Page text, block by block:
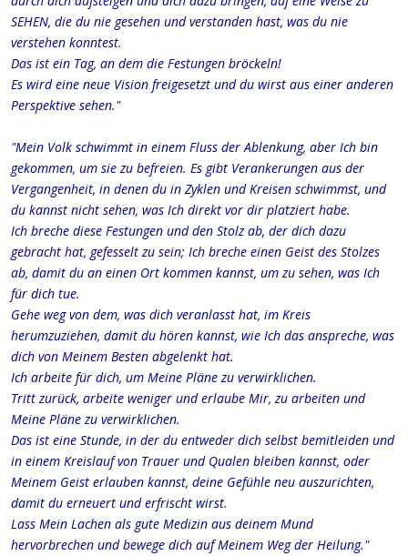
SEHEN, die du nie gesehen und verstanden hast, was du nie
verstehen konntest.
Das ist ein Tag, an dem die Festungen bröckeln!
Es wird eine neue Vision freigesetzt und du wirst aus einer anderen
Perspektive sehen."
"Mein Volk schwimmt in einem Fluss der Ablenkung, aber Ich bin
gekommen, um sie zu befreien. Es gibt Verankerungen aus der
Vergangenheit, in denen du in Zyklen und Kreisen schwimmst, und
du kannst nicht sehen, was Ich direkt vor dir platziert habe.
Ich breche diese Festungen und den Stolz ab, der dich dazu
gebracht hat, gefesselt zu sein; Ich breche einen Geist des Stolzes
ab, damit du an einen Ort kommen kannst, um zu sehen, was Ich
für dich tue.
Gehe weg von dem, was dich veranlasst hat, im Kreis
herumzuziehen, damit du hören kannst, wie Ich das anspreche, was
dich von Meinem Besten abgelenkt hat.
Ich arbeite für dich, um Meine Pläne zu verwirklichen.
Tritt zurück, arbeite weniger und erlaube Mir, zu arbeiten und
Meine Pläne zu verwirklichen.
Das ist eine Stunde, in der du entweder dich selbst bemitleiden und
in einem Kreislauf von Trauer und Qualen bleiben kannst, oder
Meinem Geist erlauben kannst, deine Gefühle neu auszurichten,
damit du erneuert und erfrischt wirst.
Lass Mein Lachen als gute Medizin aus deinem Mund
hervorbrechen und bewege dich auf Meinem Weg der Heilung."